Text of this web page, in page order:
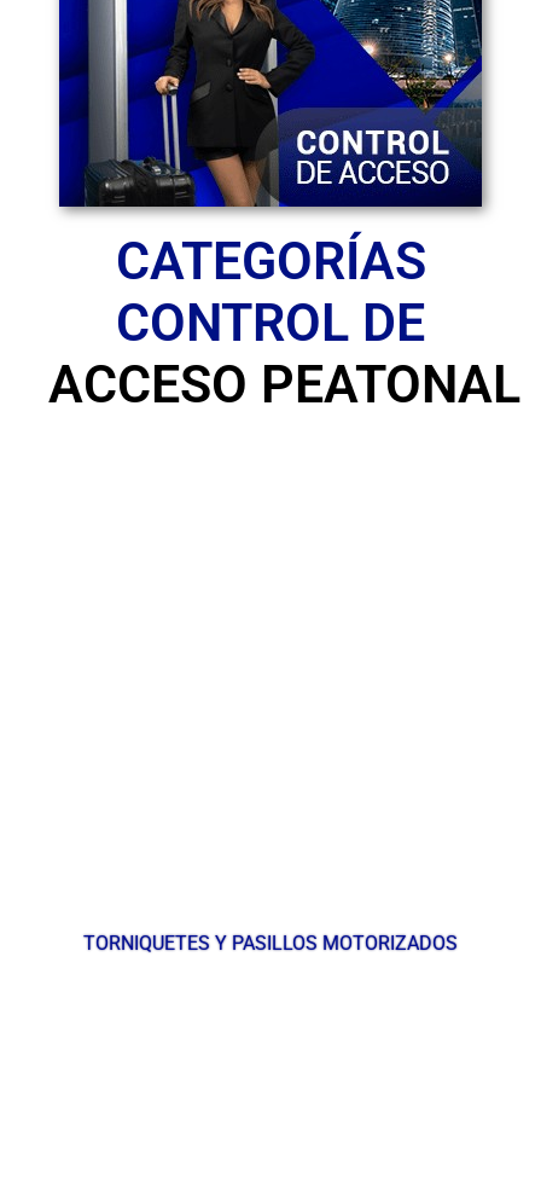
CATEGORÍAS
CONTROL DE
ACCESO PEATONAL
TORNIQUETES Y PASILLOS MOTORIZADOS